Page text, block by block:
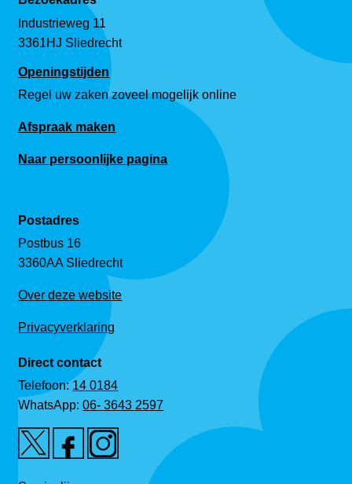
Industrieweg 11
3361HJ Sliedrecht
Openingstijden
Regel uw zaken zoveel mogelijk online
Afspraak maken
Naar persoonlijke pagina
Postadres
Postbus 16
3360AA Sliedrecht
Over deze website
Privacyverklaring
Direct contact
Telefoon:14 0184
WhatsApp:06- 3643 2597